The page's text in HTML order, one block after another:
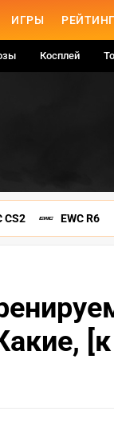
ИГРЫ
Косплей
CS2 EWC R6
[к